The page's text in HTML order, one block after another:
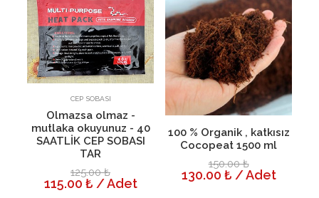
Sepete Ekle
CEP SOBASI
Olmazsa olmaz -
mutlaka okuyunuz - 40
SAATLİK CEP SOBASI
TAR
125.00 ₺
115.00 ₺ / Adet
Detayı
Sepete Ekle
100 % Organik , katkısız
Cocopeat 1500 ml
150.00 ₺
130.00 ₺ / Adet